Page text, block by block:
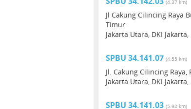
(4.37 km)
Jl Cakung Cilincing Raya
Timur
Jakarta Utara, DKI
SPBU 34.141.07 (4.55 km)
Jl. Cakung Cilincing Raya,
Jakarta Utara, DKI
SPBU 34.141.03 (5.92 km)